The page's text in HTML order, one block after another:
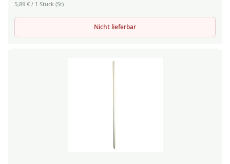
5,89 € / 1 Stück (St)
Nicht lieferbar